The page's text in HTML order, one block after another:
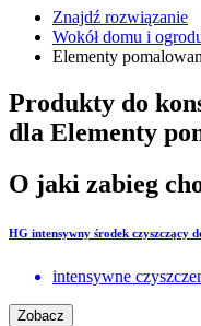
Znajdź rozwiązanie
Wokół domu i
Elementy
Produkty do
dla Elementy
O jaki zabieg
HG intensywny środek czyszczący
intensywne
Zobacz